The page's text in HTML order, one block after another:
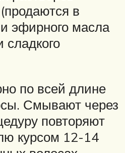
в
эфирного масла
сладкого
по всей длине
Смывают через
повторяют
курсом 12-14